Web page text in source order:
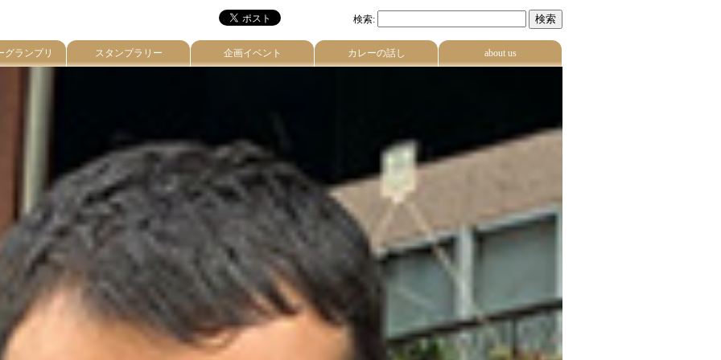
検索:
グランプリ スタンプラリー 企画イベント カレーの話し about us